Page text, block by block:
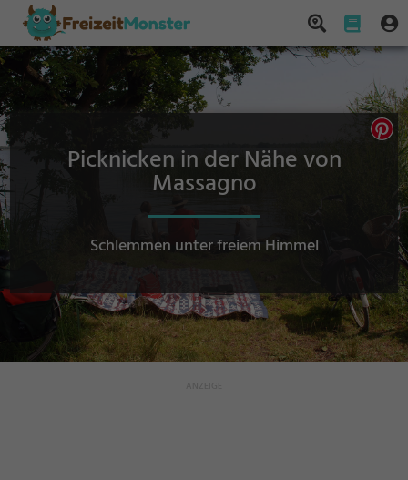
Picknicken in der Nähe von
Massagno
Schlemmen unter freiem Himmel